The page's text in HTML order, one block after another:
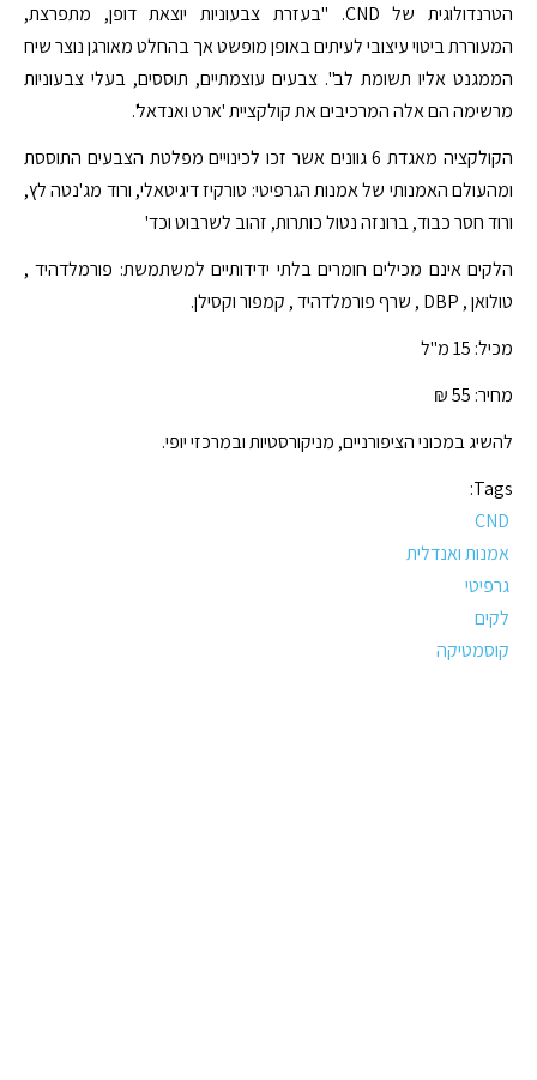
הטרנדולוגית של CND. "בעזרת צבעוניות יוצאת דופן, מתפרצת,
המעוררת ביטוי עיצובי לעיתים באופן מופשט אך בהחלט מאורגן נוצר שיח
הממגנט אליו תשומת לב". צבעים עוצמתיים, תוססים, בעלי צבעוניות
מרשימה הם אלה המרכיבים את קולקציית 'ארט ואנדאל'.
הקולקציה מאגדת 6 גוונים אשר זכו לכינויים מפלטת הצבעים התוססת
ומהעולם האמנותי של אמנות הגרפיטי: טורקיז דיגיטאלי, ורוד מג'נטה לץ,
ורוד חסר כבוד, ברונזה נטול כותרות, זהוב לשרבוט וכד'
הלקים אינם מכילים חומרים בלתי ידידותיים למשתמשת: פורמלדהיד ,
טולואן , DBP , שרף פורמלדהיד , קמפור וקסילן.
מכיל: 15 מ"ל
מחיר: 55 ₪
להשיג במכוני הציפורניים, מניקורסטיות ובמרכזי יופי.
Tags:
CND
אמנות ואנדלית
גרפיטי
לקים
קוסמטיקה